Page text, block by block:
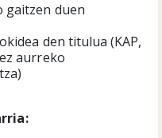
gaitzen duen
den titulua (KAP,
aurreko